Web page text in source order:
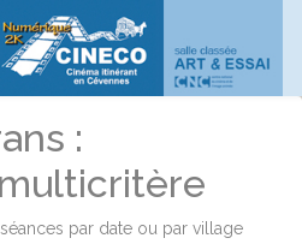
:
par date ou par village